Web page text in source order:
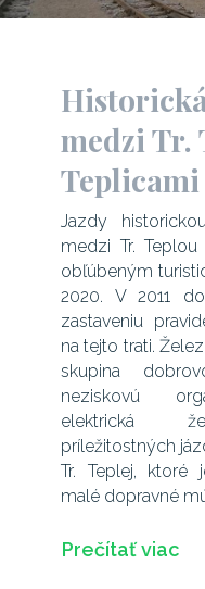
medzi Tr.
Teplicami
Jazdy
medzi Tr.
obľúbeným
2020. V 2011
zastaveniu
na tejto trati.
skupina
neziskovú
elektrická
príležitostných
Tr. Teplej, ktoré
malé dopravné
Prečítať viac